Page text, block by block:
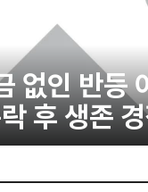
없인 반등
후 생존